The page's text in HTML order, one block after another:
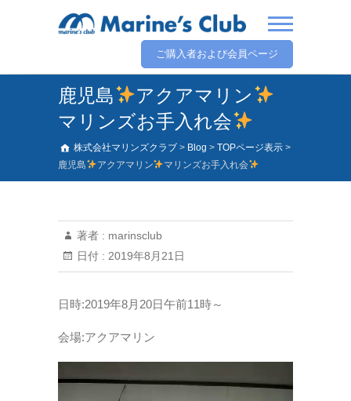
ご購入者および会員ページ
鹿児島
アクアマリン
マリンズお手入れ会
株式会社マリンズクラブ > Blog > TOPページ表示 >
鹿児島
アクアマリン マリンズお手入れ会
著者 : marinsclub
日付 : 2019年8月21日
日時:2019年8月20日午前11時～
会場:アクアマリン
画